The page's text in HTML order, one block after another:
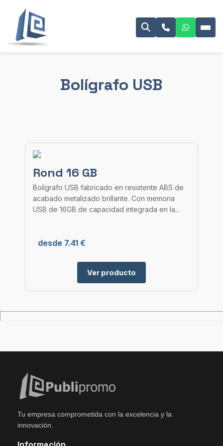
Bolígrafo USB
Rond 16 GB
Bolígrafo USB fabricado en resistente ABS de
acabado metalizado brillante. Con memoria
USB de 16GB de capacidad integrada en la...
desde 7.41 €
Ver producto
Tu empresa comprometida con la excelencia y la
innovación.